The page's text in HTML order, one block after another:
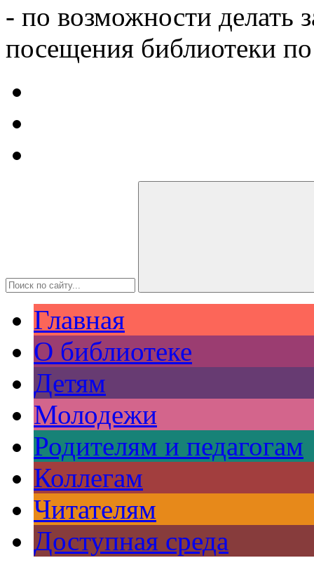
- по возможности делать
посещения библиотеки
Главная
О библиотеке
Детям
Молодежи
Родителям и педагогам
Коллегам
Читателям
Доступная среда